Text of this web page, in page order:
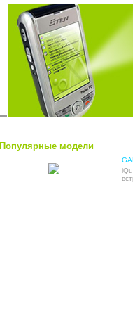
Популярные модели